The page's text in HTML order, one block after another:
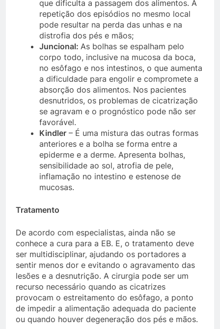
que dificulta a passagem dos alimentos. A
repetição dos episódios no mesmo local
pode resultar na perda das unhas e na
distrofia dos pés e mãos;
Juncional: As bolhas se espalham pelo
corpo todo, inclusive na mucosa da boca,
no esôfago e nos intestinos, o que aumenta
a dificuldade para engolir e compromete a
absorção dos alimentos. Nos pacientes
desnutridos, os problemas de cicatrização
se agravam e o prognóstico pode não ser
favorável.
Kindler – É uma mistura das outras formas
anteriores e a bolha se forma entre a
epiderme e a derme. Apresenta bolhas,
sensibilidade ao sol, atrofia de pele,
inflamação no intestino e estenose de
mucosas.
Tratamento
De acordo com especialistas, ainda não se
conhece a cura para a EB. E, o tratamento deve
ser multidisciplinar, ajudando os portadores a
sentir menos dor e evitando o agravamento das
lesões e a desnutrição. A cirurgia pode ser um
recurso necessário quando as cicatrizes
provocam o estreitamento do esôfago, a ponto
de impedir a alimentação adequada do paciente
ou quando houver degeneração dos pés e mãos.